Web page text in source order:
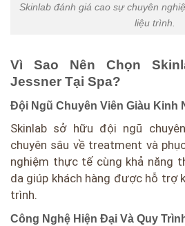
Skinlab đánh giá cao sự chuyên
liệu trình.
Vì Sao Nên Chọn
Jessner Tại Spa?
Đội Ngũ Chuyên Viên Giàu Kinh
Skinlab sở hữu đội ngũ
chuyên sâu về treatment và
nghiệm thực tế cùng khả năng
da giúp khách hàng được hỗ trợ
trình.
Công Nghệ Hiện Đại Và Quy